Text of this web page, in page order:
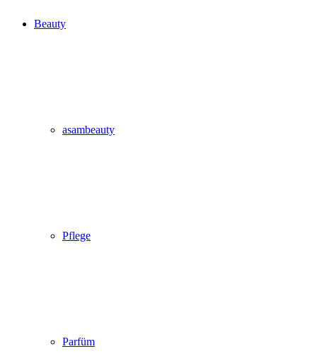
Beauty
asambeauty
Pflege
Parfüm